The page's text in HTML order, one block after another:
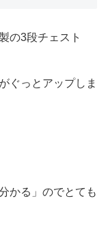
の3段チェスト
ぐっとアップしま
かる」のでとても